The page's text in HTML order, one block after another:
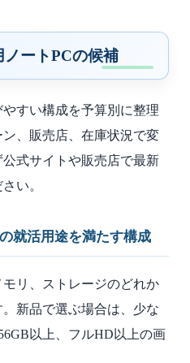
ートPCの候補
すい構成を予算別に整理
、販売店、在庫状況で変
式サイトや販売店で最新
い。
就活用途を満たす構成
リ、ストレージのどれか
新品で選ぶ場合は、少な
以上、フルHD以上の画